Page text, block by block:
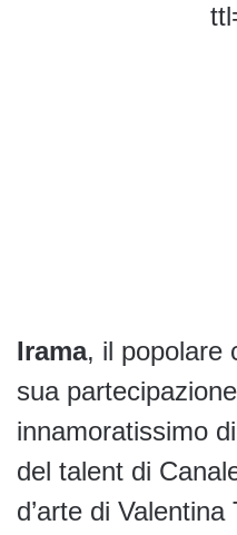
Irama, il popolare
sua
innamoratissimo
del talent di
d’arte di